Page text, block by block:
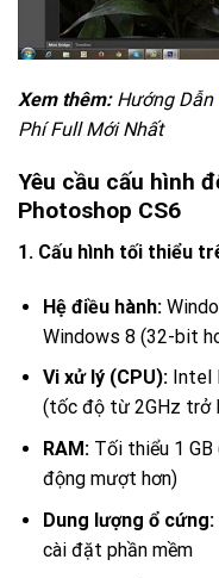
Xem thêm: Hướng Dẫn
Phí Full Mới Nhất
Yêu cầu cấu hình
Photoshop CS6
1. Cấu hình tối thiểu
Hệ điều hành:
Windows 8 (32-bit
Vi xử lý (CPU):Intel
(tốc độ từ 2GHz trở
RAM:Tối thiểu 1 GB
động mượt hơn)
Dung lượng ổ cứng:
cài đặt phần mềm